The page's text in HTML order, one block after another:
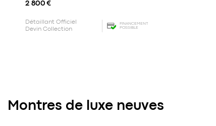
2 800€
Détaillant Officiel
Devin Collection
FINANCEMENT
POSSIBLE
Montres de luxe neuves